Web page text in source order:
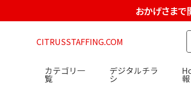
おかげさま
CITRUSSTAFFING.COM
カテゴリ一
覧
デジタルチラ
シ 報